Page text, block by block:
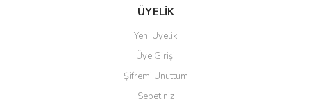
ÜYELİK
Yeni Üyelik
Üye Girişi
Şifremi Unuttum
Sepetiniz